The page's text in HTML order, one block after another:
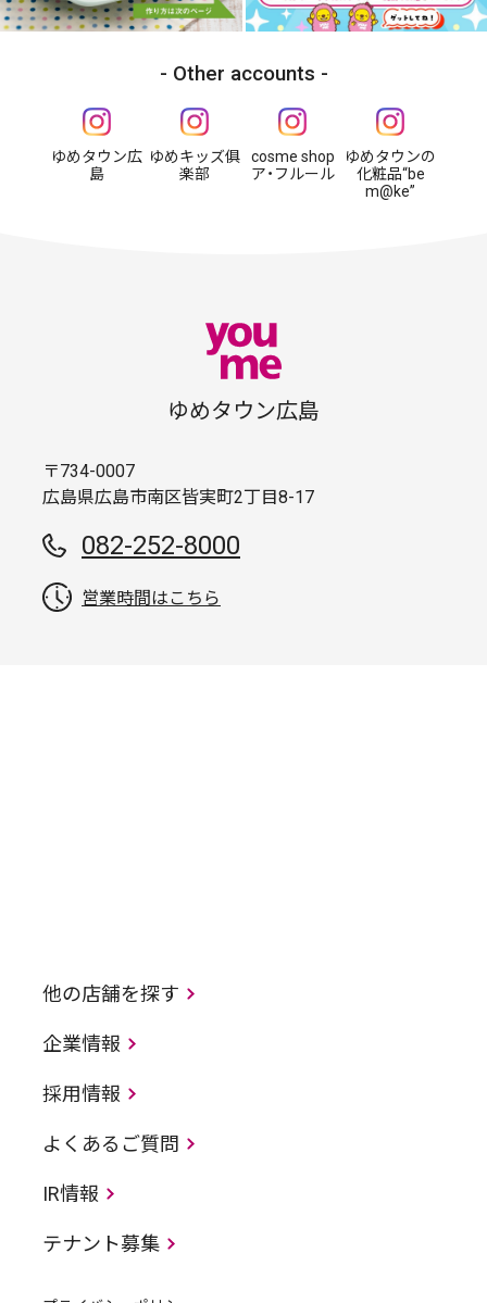
Other accounts
ゆめタウン広
島
ゆめキッズ俱
楽部
cosme shop
ア・フルール
ゆめタウンの
化粧品“be
m@ke”
ゆめタウン広島
〒734-0007
広島県広島市南区皆実町2丁目8-17
082-252-8000
営業時間はこちら
他の店舗を探す
企業情報
採用情報
よくあるご質問
IR情報
テナント募集